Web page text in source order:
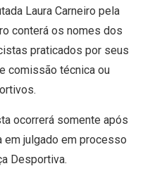
Laura Carneiro pela
conterá os nomes dos
praticados por seus
comissão técnica ou
ocorrerá somente após
em julgado em processo
Desportiva.